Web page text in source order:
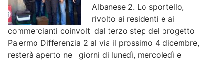
Albanese 2. Lo sportello,
rivolto ai residenti e ai
commercianti coinvolti dal terzo step del progetto
Palermo Differenzia 2 al via il prossimo 4 dicembre,
resterà aperto nei giorni di lunedì, mercoledì e